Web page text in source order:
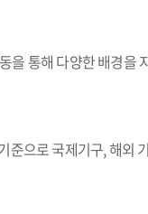
통해 다양한 배경을
으로 국제기구, 해외